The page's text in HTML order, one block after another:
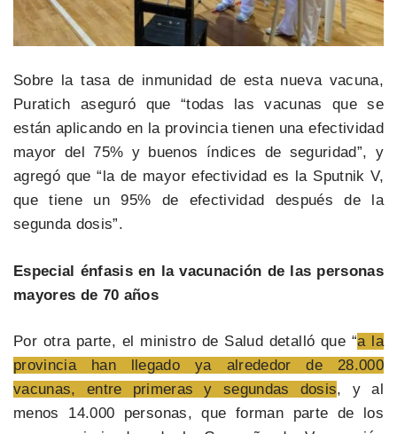
Sobre la tasa de inmunidad de esta nueva vacuna,
Puratich aseguró que “todas las vacunas que se
están aplicando en la provincia tienen una efectividad
mayor del 75% y buenos índices de seguridad”, y
agregó que “la de mayor efectividad es la Sputnik V,
que tiene un 95% de efectividad después de la
segunda dosis”.
Especial énfasis en la vacunación de las personas
mayores de 70 años
Por otra parte, el ministro de Salud detalló que “a la
provincia han llegado ya alrededor de 28.000
vacunas, entre primeras y segundas dosis, y al
menos 14.000 personas, que forman parte de los